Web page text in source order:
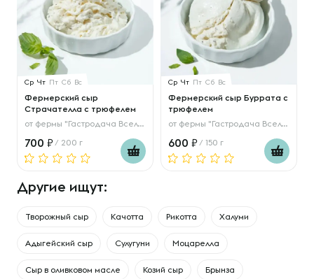
Ср Чт Пт Сб Вс
Фермерский сыр
Страчателла с трюфелем
от фермы "Гастродача Вселуг"
700 / 200 г
Ср Чт Пт Сб Вс
Фермерский сыр Буррата с
трюфелем
от фермы "Гастродача Вселуг"
600 / 150 г
Другие ищут:
Творожный сыр Качотта Рикотта Халуми
Адыгейский сыр Сулугуни Моцарелла
Сыр в оливковом масле Козий сыр Брынза